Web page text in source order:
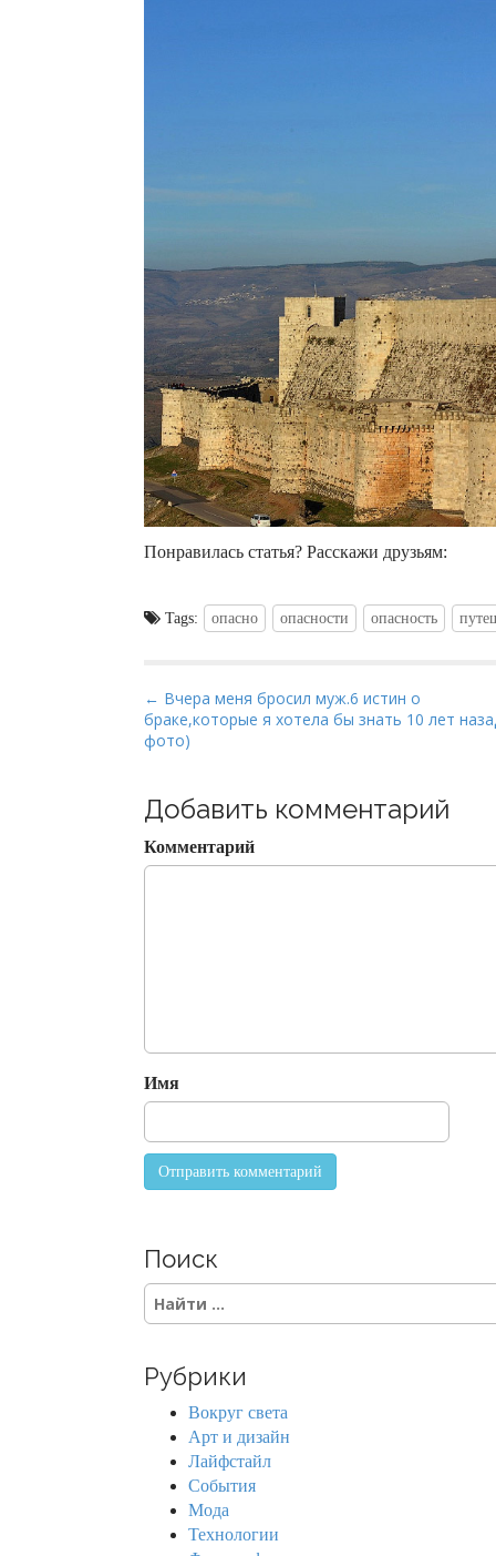
Понравилась статья? Расскажи друзьям:
Tags: опасно опасности опасность
P
o
s
n
a
v
o
n
← Вчера меня бросил муж.6 истин о
браке,которые я хотела бы знать 10 лет
фото)
Добавить комментарий
Комментарий
Имя
Поиск
S
e
c
Рубрики
Вокруг света
Арт и дизайн
Лайфстайл
События
Мода
Технологии